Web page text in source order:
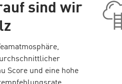
sind wir
Score und eine hohe